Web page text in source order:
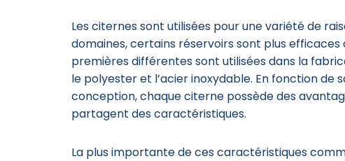
Les citernes sont utilisées pour une variété de
domaines, certains réservoirs sont plus efficaces
premières différentes sont utilisées dans la
le polyester et l’acier inoxydable. En fonction de
conception, chaque citerne possède des
partagent des caractéristiques.
La plus importante de ces caractéristiques